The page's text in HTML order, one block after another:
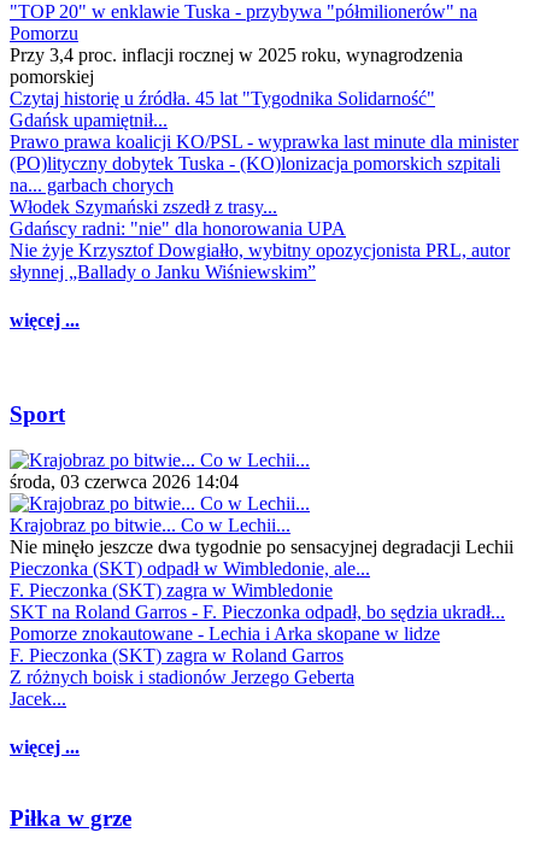
"TOP 20" w enklawie Tuska - przybywa "półmilionerów" na
Pomorzu
Przy 3,4 proc. inflacji rocznej w 2025 roku, wynagrodzenia
pomorskiej
Czytaj historię u źródła. 45 lat "Tygodnika Solidarność"
Gdańsk upamiętnił...
Prawo prawa koalicji KO/PSL - wyprawka last minute dla minister
(PO)lityczny dobytek Tuska - (KO)lonizacja pomorskich szpitali
na... garbach chorych
Włodek Szymański zszedł z trasy...
Gdańscy radni: "nie" dla honorowania UPA
Nie żyje Krzysztof Dowgiałło, wybitny opozycjonista PRL, autor
słynnej „Ballady o Janku Wiśniewskim”
więcej ...
Sport
środa, 03 czerwca 2026 14:04
Krajobraz po bitwie... Co w Lechii...
Nie minęło jeszcze dwa tygodnie po sensacyjnej degradacji Lechii
Pieczonka (SKT) odpadł w Wimbledonie, ale...
F. Pieczonka (SKT) zagra w Wimbledonie
SKT na Roland Garros - F. Pieczonka odpadł, bo sędzia ukradł...
Pomorze znokautowane - Lechia i Arka skopane w lidze
F. Pieczonka (SKT) zagra w Roland Garros
Z różnych boisk i stadionów Jerzego Geberta
Jacek...
więcej ...
Piłka w grze